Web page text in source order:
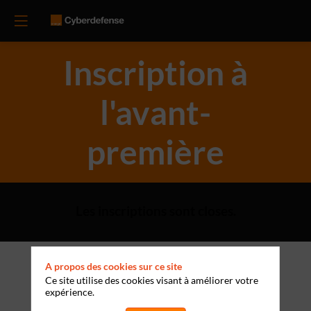
Inscription à
l'avant-
première
A propos des cookies sur ce site
Ce site utilise des cookies visant à améliorer votre
expérience.